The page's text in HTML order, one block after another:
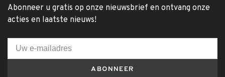
Abonneer u gratis op onze nieuwsbrief en ontvang onze
acties en laatste nieuws!
ABONNEER